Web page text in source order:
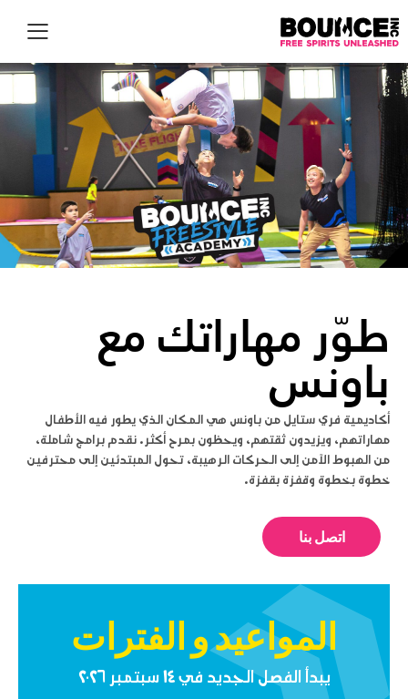
EN
طوّر مهاراتك مع
باونس
أكاديمية فري ستايل من باونس هي المكان الذي يطور فيه الأطفال
مهاراتهم، ويزيدون ثقتهم، ويحظون بمرح أكثر. نقدم برامج شاملة،
من الهبوط الآمن إلى الحركات الرهيبة، تحول المبتدئين إلى محترفين
خطوة بخطوة وقفزة بقفزة.
اتصل بنا
المواعيد و الفترات
يبدأ الفصل الجديد في ١٤ سبتمبر ٢٠٢٦